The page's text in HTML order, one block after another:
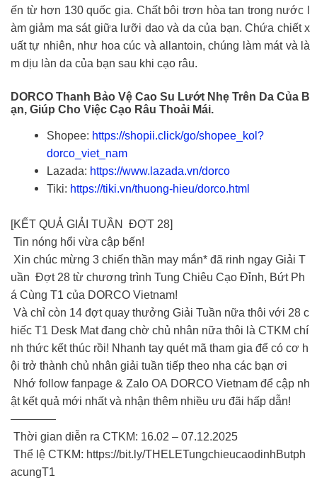
ến từ hơn 130 quốc gia. Chất bôi trơn hòa tan trong nước l
àm giảm ma sát giữa lưỡi dao và da của bạn. Chứa chiết x
uất tự nhiên, như hoa cúc và allantoin, chúng làm mát và là
m dịu làn da của bạn sau khi cạo râu.
DORCO Thanh Bảo Vệ Cao Su Lướt Nhẹ Trên Da Của B
Ạn, Giúp Cho Việc Cạo Râu Thoải Mái.
Shopee: https://shopii.click/go/shopee_kol?
dorco_viet_nam
Lazada: https://www.lazada.vn/dorco
Tiki: https://tiki.vn/thuong-hieu/dorco.html
[KẾT QUẢ GIẢI TUẦN ĐỢT 28]
Tin nóng hổi vừa cập bến!
Xin chúc mừng 3 chiến thần may mắn* đã rinh ngay Giải T
uần Đợt 28 từ chương trình Tung Chiêu Cạo Đỉnh, Bứt Ph
á Cùng T1 của DORCO Vietnam!
Và chỉ còn 14 đợt quay thưởng Giải Tuần nữa thôi với 28 c
hiếc T1 Desk Mat đang chờ chủ nhân nữa thôi là CTKM chí
nh thức kết thúc rồi! Nhanh tay quét mã tham gia để có cơ h
ội trở thành chủ nhân giải tuần tiếp theo nha các bạn ơi
Nhớ follow fanpage & Zalo OA DORCO Vietnam để cập nh
ật kết quả mới nhất và nhận thêm nhiều ưu đãi hấp dẫn!
————
Thời gian diễn ra CTKM: 16.02 – 07.12.2025
Thể lệ CTKM: https://bit.ly/THELETungchieucaodinhButph
acungT1